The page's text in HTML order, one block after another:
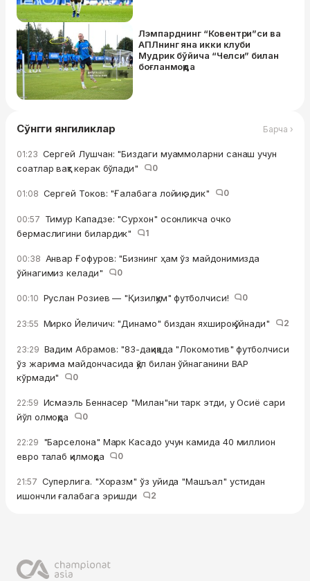
Лэмпарднинг “Ковентри”си ва
АПЛнинг яна икки клуби
Мудрик бўйича “Челси” билан
боғланмоқда
Сўнгги янгиликлар Барча ›
01:23 Сергей Лушчан: "Биздаги муаммоларни санаш учун
соатлар вақт керак бўлади"
0
01:08 Сергей Токов: "Ғалабага лойиқ эдик" 0
00:57 Тимур Кападзе: "Сурхон" осонликча очко
бермаслигини билардик"
1
00:38 Анвар Ғофуров: "Бизнинг ҳам ўз майдонимизда
ўйнагимиз келади"
0
00:10 Руслан Розиев — "Қизилқум" футболчиси! 0
23:55 Мирко Йеличич: "Динамо" биздан яхшироқ ўйнади" 2
23:29 Вадим Абрамов: "83-дақиқада "Локомотив" футболчиси
ўз жарима майдончасида қўл билан ўйнаганини ВАР
кўрмади"
0
22:59 Исмаэль Беннасер "Милан"ни тарк этди, у Осиё сари
йўл олмоқда
0
22:29 "Барселона" Марк Касадо учун камида 40 миллион
евро талаб қилмоқда
0
21:57 Суперлига. "Хоразм" ўз уйида "Машъал" устидан
ишончли ғалабага эришди
2